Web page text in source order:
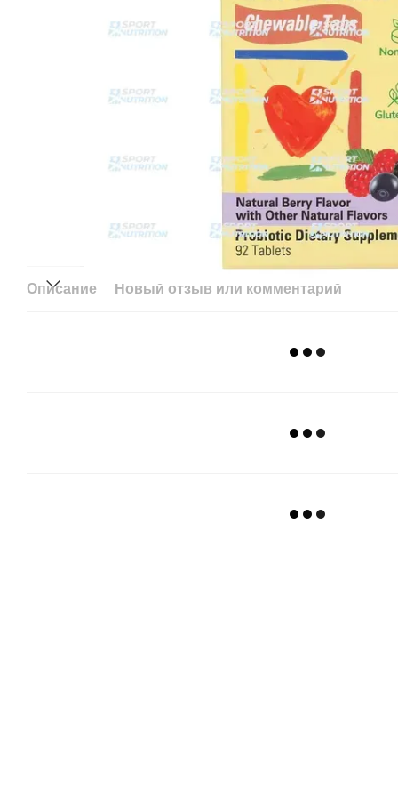
Описание Новый отзыв или комментарий